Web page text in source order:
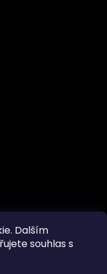
Dalším
souhlas s